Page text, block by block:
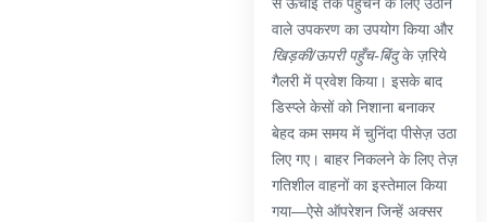
से ऊँचाई तक पहुँचने के लिए उठाने
वाले उपकरण का उपयोग किया और
खिड़की/ऊपरी पहुँच-बिंदुके ज़रिये
गैलरी में प्रवेश किया। इसके बाद
डिस्प्ले केसों को निशाना बनाकर
बेहद कम समय में चुनिंदा पीसेज़ उठा
लिए गए। बाहर निकलने के लिए तेज़
गतिशील वाहनों का इस्तेमाल किया
गया—ऐसे ऑपरेशन जिन्हें अक्सर